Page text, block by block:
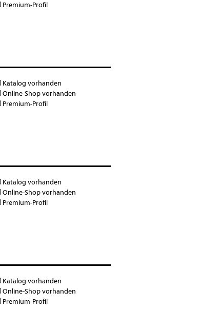
Premium-Profil
Katalog vorhanden
Online-Shop vorhanden
Premium-Profil
Katalog vorhanden
Online-Shop vorhanden
Premium-Profil
Katalog vorhanden
Online-Shop vorhanden
Premium-Profil